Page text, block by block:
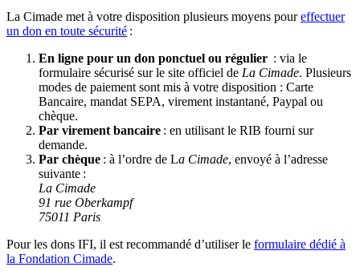
La Cimade met à votre disposition plusieurs moyens poureffectuer
un don en toute sécurité :
En ligne pour un don ponctuel ou régulier : via le
formulaire sécurisé sur le site officiel de La Cimade. Plusieurs
modes de paiement sont mis à votre disposition : Carte
Bancaire, mandat SEPA, virement instantané, Paypal ou
chèque.
Par virement bancaire : en utilisant le RIB fourni sur
demande.
Par chèque : à l’ordre de La Cimade, envoyé à l’adresse
suivante :
La Cimade
91 rue Oberkampf
75011 Paris
Pour les dons IFI, il est recommandé d’utiliser le formulaire dédié à
la Fondation Cimade.